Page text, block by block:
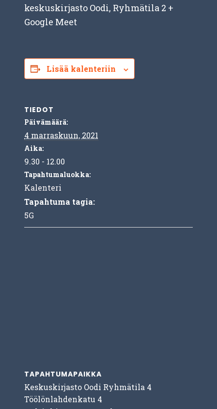
keskuskirjasto Oodi, Ryhmätila 2 +
Google Meet
Lisää kalenteriin
TIEDOT
Päivämäärä:
4 marraskuun, 2021
Aika:
9.30 - 12.00
Tapahtumaluokka:
Kalenteri
Tapahtuma tagia:
5G
TAPAHTUMAPAIKKA
Keskuskirjasto Oodi Ryhmätila 4
Töölönlahdenkatu 4